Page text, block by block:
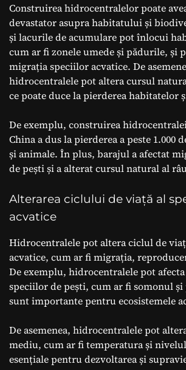
Construirea hidrocentralelor poate
devastator asupra habitatului și
și lacurile de acumulare pot înlocui
cum ar fi zonele umede și pădurile, și
migrația speciilor acvatice. De
hidrocentralele pot altera cursul
ce poate duce la pierderea habitatelor
De exemplu, construirea
China a dus la pierderea a peste 1.000
și animale. În plus, barajul a afectat
de pești și a alterat cursul natural al
Alterarea ciclului de viață al
acvatice
Hidrocentralele pot altera ciclul de
acvatice, cum ar fi migrația,
De exemplu, hidrocentralele pot
speciilor de pești, cum ar fi somonul
sunt importante pentru ecosistemele
De asemenea, hidrocentralele pot
mediu, cum ar fi temperatura și
esențiale pentru dezvoltarea și